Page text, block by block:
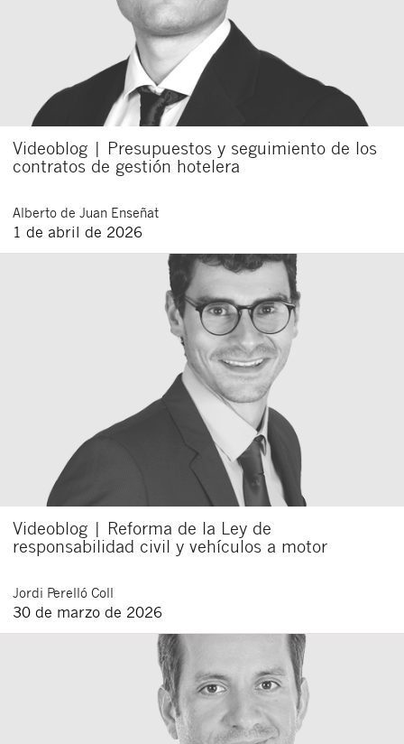
Videoblog | Presupuestos y seguimiento de los
contratos de gestión hotelera
Alberto de Juan Enseñat
1 de abril de 2026
Videoblog | Reforma de la Ley de
responsabilidad civil y vehículos a motor
Jordi Perelló Coll
30 de marzo de 2026